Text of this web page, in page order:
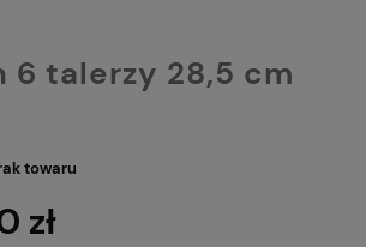
6 talerzy 28,5 cm
towaru
zł